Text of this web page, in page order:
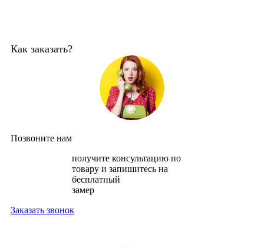
Как заказать?
Позвоните нам
получите консультацию по
товару и запишитесь на
бесплатный
замер
Заказать звонок